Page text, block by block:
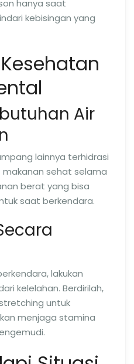
hanya saat
kebisingan yang
Air
lainnya terhidrasi
sehat selama
berat yang bisa
saat berkendara.
lakukan
kelelahan. Berdirilah,
untuk
menjaga stamina